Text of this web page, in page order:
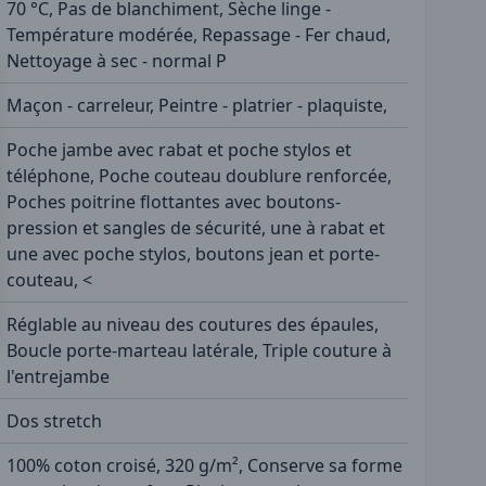
70 °C, Pas de blanchiment, Sèche linge -
Température modérée, Repassage - Fer chaud,
Nettoyage à sec - normal P
Maçon - carreleur, Peintre - platrier - plaquiste,
Poche jambe avec rabat et poche stylos et
téléphone, Poche couteau doublure renforcée,
Poches poitrine flottantes avec boutons-
pression et sangles de sécurité, une à rabat et
une avec poche stylos, boutons jean et porte-
couteau, <
Réglable au niveau des coutures des épaules,
Boucle porte-marteau latérale, Triple couture à
l'entrejambe
Dos stretch
100% coton croisé, 320 g/m², Conserve sa forme